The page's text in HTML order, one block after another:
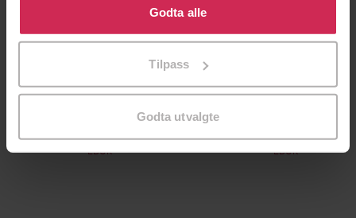
bruke cookies for alle disse formålene. Du kan også
tilpasse ditt samtykke til spesifikke formål ved å klikke
Godta alle
Tilpass
Godta utvalgte
199,-
EBOK
349,-
EBOK